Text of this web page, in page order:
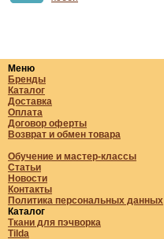
Меню
Бренды
Каталог
Доставка
Оплата
Договор оферты
Возврат и обмен товара
Обучение и мастер-классы
Статьи
Новости
Контакты
Политика персональных данных
Каталог
Ткани для пэчворка
Tilda